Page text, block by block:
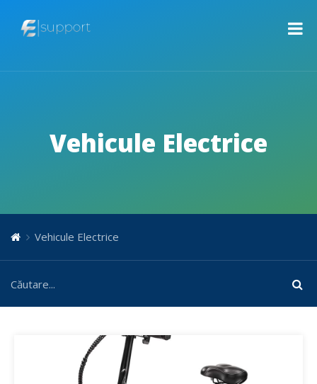
Vehicule Electrice
Vehicule Electrice